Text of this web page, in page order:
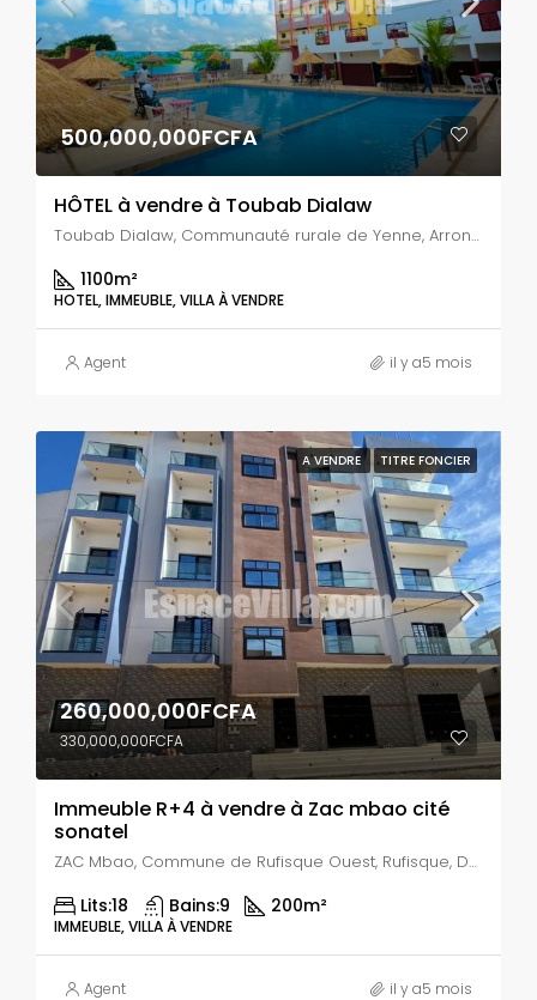
500,000,000FCFA
HÔTEL à vendre à Toubab Dialaw
Toubab Dialaw, Communauté rurale de Yenne, Arrondissement de Diamniadio, Département de Rufisque, Région de Dakar, 20100, Sénégal
1100m²
HOTEL, IMMEUBLE, VILLA À VENDRE
Agent il y a5 mois
A VENDRE TITRE FONCIER
260,000,000FCFA
330,000,000FCFA
Immeuble R+4 à vendre à Zac mbao cité
sonatel
ZAC Mbao, Commune de Rufisque Ouest, Rufisque, Département de Rufisque, Région de Dakar, Sénégal
Lits:18 Bains:9 200m²
IMMEUBLE, VILLA À VENDRE
Agent il y a5 mois